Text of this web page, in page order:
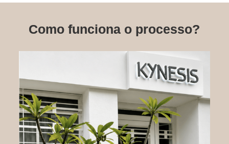
Como funciona o processo?